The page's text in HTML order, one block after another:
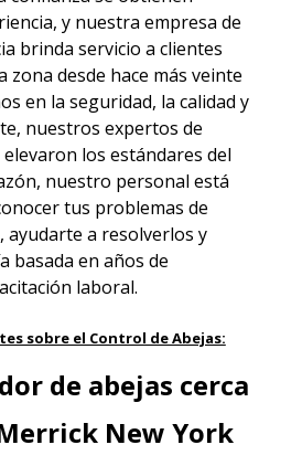
y nuestra empresa de
brinda servicio a clientes
zona desde hace más veinte
en la seguridad, la calidad y
nuestros expertos de
los estándares del
nuestro personal está
tus problemas de
ayudarte a resolverlos y
basada en años de
laboral.
sobre el Control de Abejas:
de abejas cerca
New York